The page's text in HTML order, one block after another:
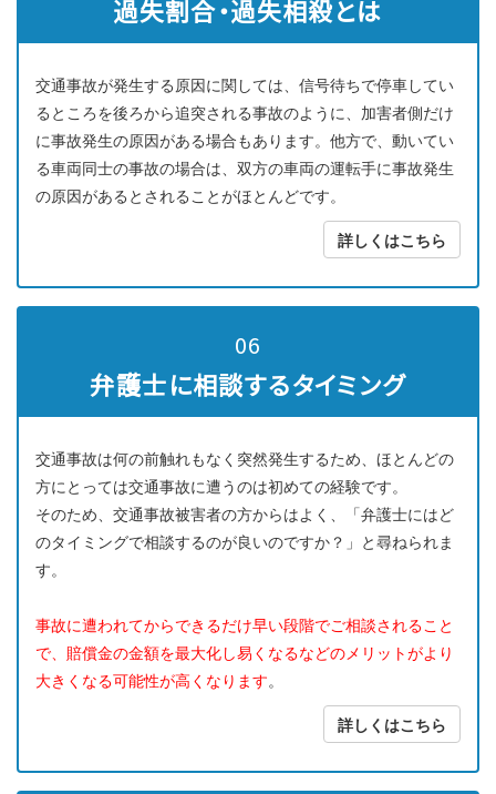
過失割合・過失相殺とは
交通事故が発生する原因に関しては、信号待ちで停車してい
るところを後ろから追突される事故のように、加害者側だけ
に事故発生の原因がある場合もあります。他方で、動いてい
る車両同士の事故の場合は、双方の車両の運転手に事故発生
の原因があるとされることがほとんどです。
詳しくはこちら
06
弁護士に相談するタイミング
交通事故は何の前触れもなく突然発生するため、ほとんどの
方にとっては交通事故に遭うのは初めての経験です。
そのため、交通事故被害者の方からはよく、「弁護士にはど
のタイミングで相談するのが良いのですか？」と尋ねられま
す。
事故に遭われてからできるだけ早い段階でご相談されること
で、賠償金の金額を最大化し易くなるなどのメリットがより
大きくなる可能性が高くなります。
詳しくはこちら